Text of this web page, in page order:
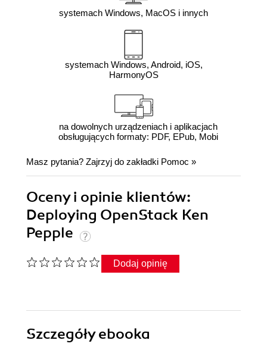
systemach Windows, MacOS i innych
systemach Windows, Android, iOS,
HarmonyOS
na dowolnych urządzeniach i aplikacjach
obsługujących formaty: PDF, EPub, Mobi
Masz pytania? Zajrzyj do zakładki Pomoc »
Oceny i opinie klientów:
Deploying OpenStack Ken
Pepple
Dodaj opinię
Szczegółyebooka